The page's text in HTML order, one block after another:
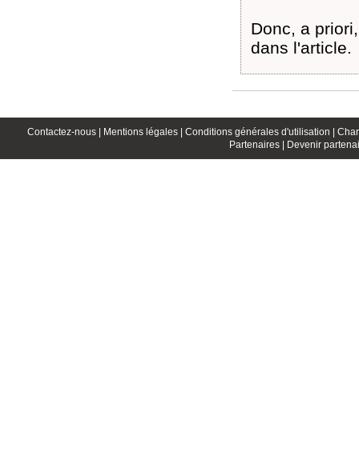
Donc, a
dans l'article.
Contactez-nous | Mentions légales | Conditions générales d'utilisation |
Partenaires | Devenir